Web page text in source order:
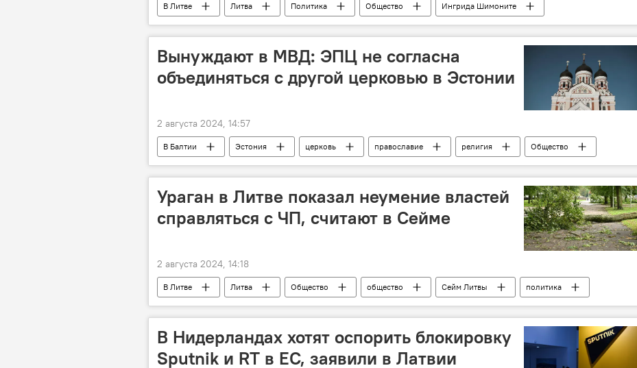
В Литве Литва Политика Общество
Ингрида Шимоните
Гитанас Науседа
правительство Правительство Литвы
кабмин
Вынуждают в МВД: ЭПЦ не согласна
объединяться с другой церковью в Эстонии
2 августа 2024, 14:57
В Балтии Эстония церковь православие религия
Общество
РПЦ
христианство Политика православные
Ураган в Литве показал неумение властей
справляться с ЧП, считают в Сейме
2 августа 2024, 14:18
В Литве Литва Общество общество Сейм Литвы
политика
Политика
Июльский ураган в Литве
В Нидерландах хотят оспорить блокировку
Sputnik и RT в ЕС, заявили в Латвии